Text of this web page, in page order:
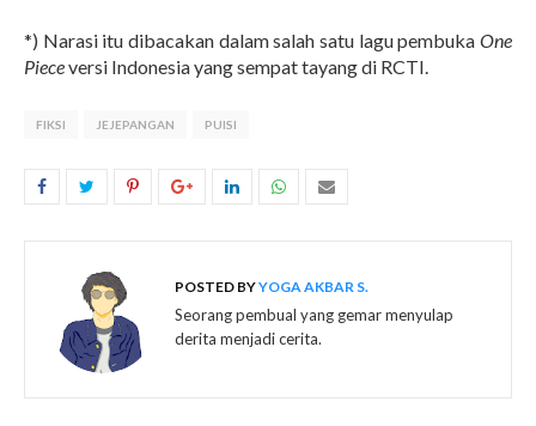
*) Narasi itu dibacakan dalam salah satu lagu pembuka One
Pieceversi Indonesia yang sempat tayang di RCTI.
FIKSI JEJEPANGAN PUISI
POSTED BYYOGA AKBAR S.
Seorang pembual yang gemar menyulap
derita menjadi cerita.